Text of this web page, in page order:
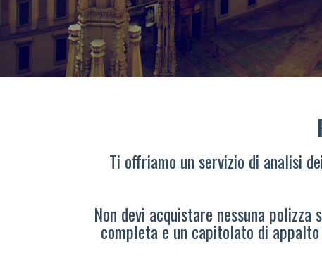
Ti offriamo un servizio di analisi
Non devi acquistare nessuna
completa e un capitolato di